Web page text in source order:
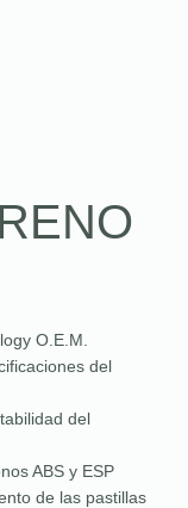
O.E.M.
del
del
ABS y ESP
de las pastillas